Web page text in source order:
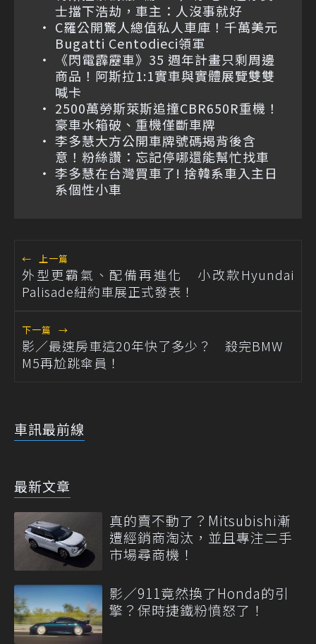
士擋下浩劫，車主：人沒事就好
C羅公開驚人總值私人車庫！千萬美元
Bugatti Centodieci領軍
《閃電霹靂車》35 週年計畫只剩周邊
商品！阿斯拉1:1實車與實體展覽雙雙
喊卡
2500萬勞斯萊斯追撞CBR650R重機！
豪車水箱破、重機僅斷車牌
李多慧大方公開車牌號碼揭背後含
意！粉絲讚：忘記停哪還能幫忙找車
李多慧在台灣買車了! 捨韓系車入主日
系個性小車
← 上一篇
外型更霸氣、配備再進化 小改款Hyundai
Palisade紐約車展正式發表！
下一篇 →
影／最速房車這20年快了多少？ 殺完BMW
M5再尬跳傘員！
車訊最前線
最新文章
真的賣不動了？Mitsubishi漸
遭經銷商淘汰，並且專注二手
市場尋商機！
影／911竟然換了Honda的引
擎？保時捷鐵粉憤怒了！